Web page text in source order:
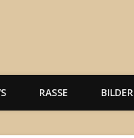
RASSE BILDER